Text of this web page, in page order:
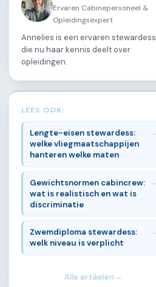
Ervaren Cabinepersoneel &
Opleidingsexpert
Annelies is een ervaren stewardess
die nu haar kennis deelt over
opleidingen.
LEES OOK:
Lengte-eisen stewardess:
welke vliegmaatschappijen
hanteren welke maten
Gewichtsnormen cabincrew:
wat is realistisch en wat is
discriminatie
Zwemdiploma stewardess:
welk niveau is verplicht
Alle artikelen